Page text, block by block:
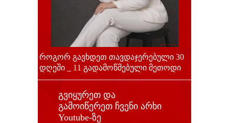
როგორ გავხდეთ თავდაჯერებული 30
დღეში _ 11 გადამოწმებული მეთოდი
გვიყურეთ და
გამოიწერეთ ჩვენი არხი
Youtube-ზე